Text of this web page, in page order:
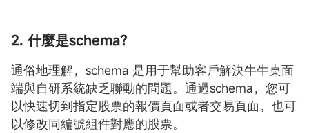
2. 什麼是schema？
通俗地理解，schema 是用于幫助客戶解決牛牛桌面
端與自研系統缺乏聯動的問題。通過schema，您可
以快速切到指定股票的報價頁面或者交易頁面，也可
以修改同編號組件對應的股票。